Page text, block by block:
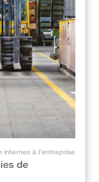
à l’entreprise
de